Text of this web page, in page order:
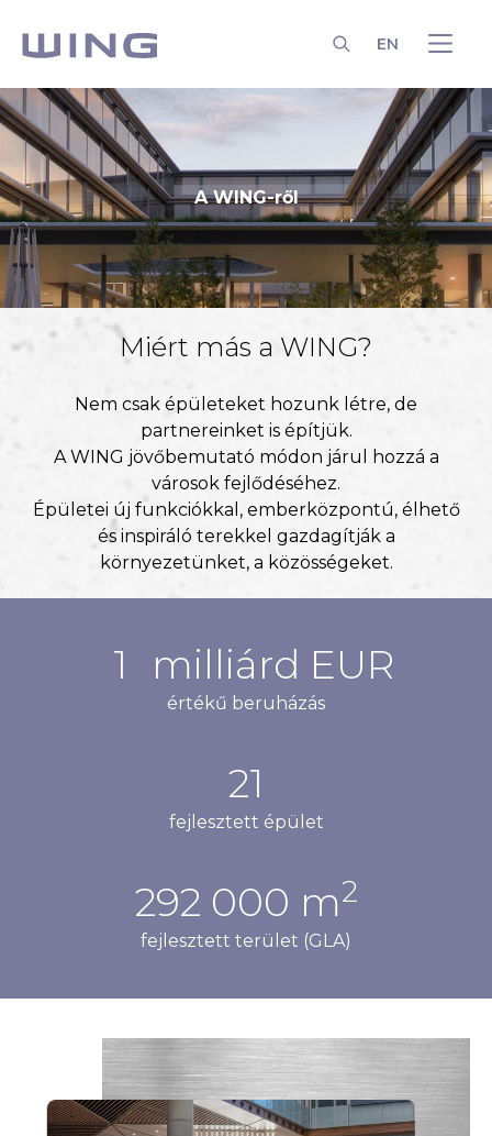
EN
A WING-ről
Miért más a WING?
Nem csak épületeket hozunk létre, de
partnereinket is építjük.
A WING jövőbemutató módon járul hozzá a
városok fejlődéséhez.
Épületei új funkciókkal, emberközpontú, élhető
és inspiráló terekkel gazdagítják a
környezetünket, a közösségeket.
1 milliárd EUR
értékű beruházás
25
fejlesztett épület
355 000 m2
fejlesztett terület (GLA)